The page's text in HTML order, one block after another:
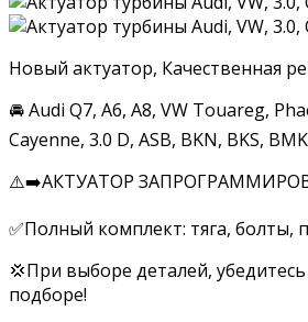
Новый актуатор, Качественная
🚘 Audi Q7, A6, A8, VW Touareg,
Cayenne, 3.0 D, ASB, BKN, BKS,
⚠️➡️АКТУАТОР
✅Полный комплект: тяга, болты,
💢При выборе деталей,
подборе!